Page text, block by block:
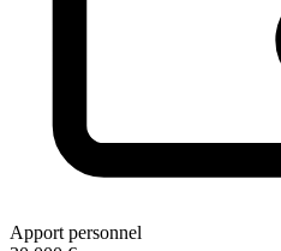
Apport personnel